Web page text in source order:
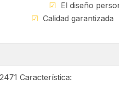
☑ El diseño
☑ Calidad
Característica: